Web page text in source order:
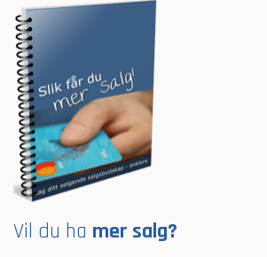
Vil du ha mer salg?